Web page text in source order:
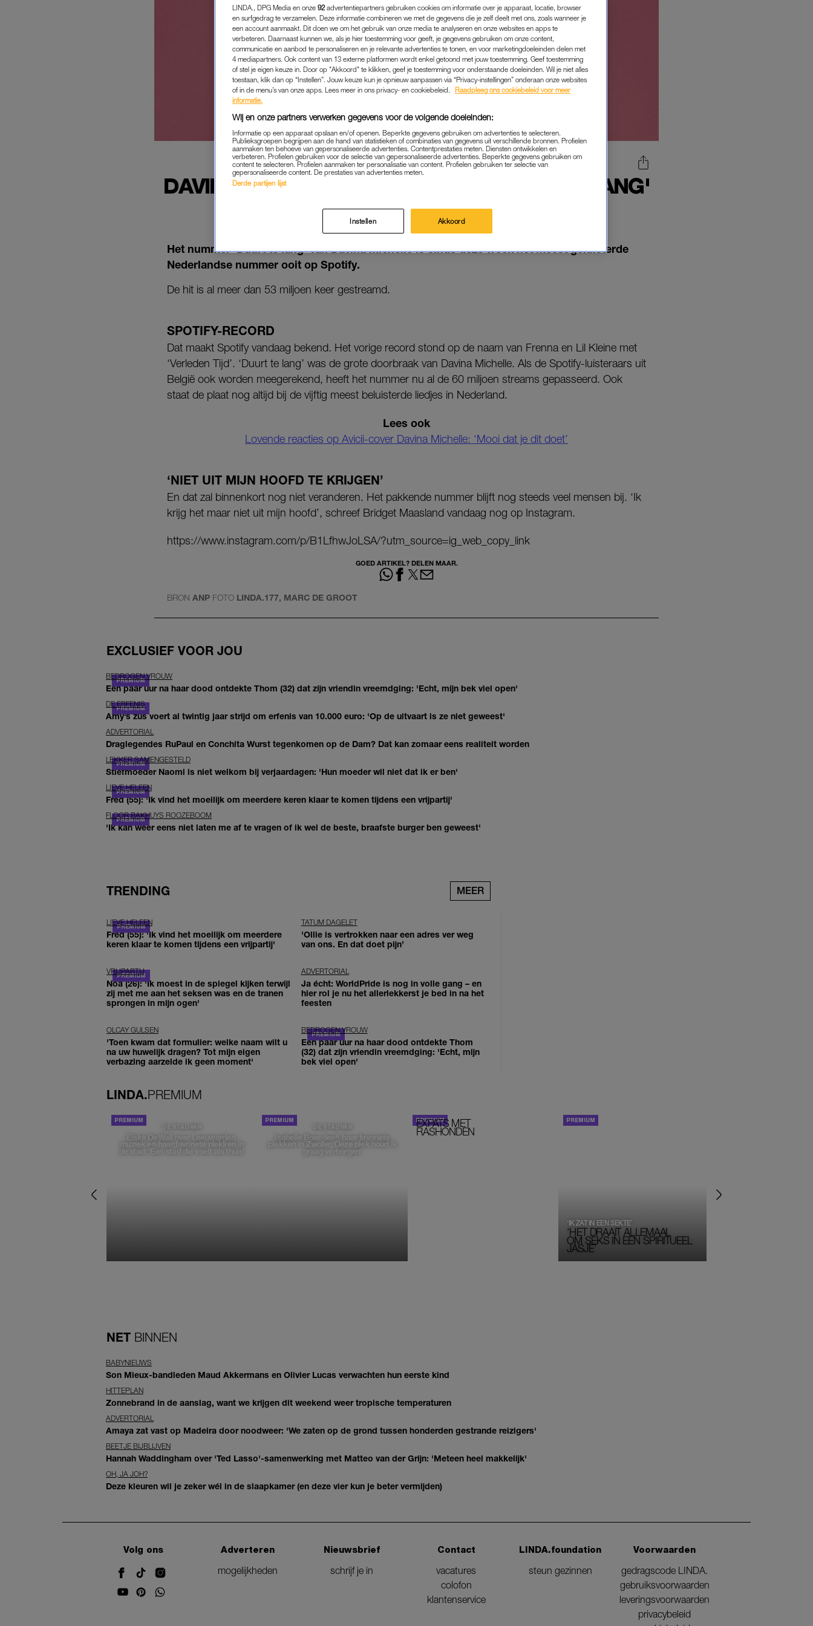
DAVINA MICHELLE PAKT MET 'DUURT TE LANG'
NEDERLANDS SPOTIFY-RECORD
NIEUWS|MUZIEK
15-08-2019 KIM VISBEEN
Het nummer ‘Duurt te lang’ van Davina Michelle is sinds deze week het meest geluisterde
Nederlandse nummer ooit op Spotify.
De hit is al meer dan 53 miljoen keer gestreamd.
SPOTIFY-RECORD
Dat maakt Spotify vandaag bekend. Het vorige record stond op de naam van Frenna en Lil Kleine met
‘Verleden Tijd’. ‘Duurt te lang’ was de grote doorbraak van Davina Michelle. Als de Spotify-luisteraars uit
België ook worden meegerekend, heeft het nummer nu al de 60 miljoen streams gepasseerd. Ook
staat de plaat nog altijd bij de vijftig meest beluisterde liedjes in Nederland.
Lees ook
Lovende reacties op Avicii-cover Davina Michelle: ‘Mooi dat je dit doet’
‘NIET UIT MIJN HOOFD TE KRIJGEN’
En dat zal binnenkort nog niet veranderen. Het pakkende nummer blijft nog steeds veel mensen bij. ‘Ik
krijg het maar niet uit mijn hoofd’, schreef Bridget Maasland vandaag nog op Instagram.
https://www.instagram.com/p/B1LfhwJoLSA/?utm_source=ig_web_copy_link
GOED ARTIKEL? DELEN MAAR.
BRON ANP FOTO LINDA.177, MARC DE GROOT
EXCLUSIEF VOOR JOU
BEDROGEN VROUW
Een paar uur na haar dood ontdekte Thom (32) dat zijn vriendin vreemdging: 'Echt, mijn bek viel open'
DE ERFENIS
Amy’s zus voert al twintig jaar strijd om erfenis van 10.000 euro: 'Op de uitvaart is ze niet geweest'
ADVERTORIAL
Draglegendes RuPaul en Conchita Wurst tegenkomen op de Dam? Dat kan zomaar eens realiteit worden
LEKKER SAMENGESTELD
Stiefmoeder Naomi is niet welkom bij verjaardagen: 'Hun moeder wil niet dat ik er ben'
LIEVE HELEEN
Fred (55): 'Ik vind het moeilijk om meerdere keren klaar te komen tijdens een vrijpartij'
FLOOR BAKHUYS ROOZEBOOM
'Ik kan weer eens niet laten me af te vragen of ik wel de beste, braafste burger ben geweest'
TRENDING MEER
LIEVE HELEEN
Fred (55): 'Ik vind het moeilijk om meerdere
keren klaar te komen tijdens een vrijpartij'
TATUM DAGELET
'Ollie is vertrokken naar een adres ver weg
van ons. En dat doet pijn’
VRIJPARTIJ
Noa (26): 'Ik moest in de spiegel kijken terwijl
zij met me aan het seksen was en de tranen
sprongen in mijn ogen'
ADVERTORIAL
Ja écht: WorldPride is nog in volle gang – en
hier rol je nu het allerlekkerst je bed in na het
feesten
OLCAY GULSEN
'Toen kwam dat formulier: welke naam wilt u
na uw huwelijk dragen? Tot mijn eigen
verbazing aarzelde ik geen moment'
BEDROGEN VROUW
Een paar uur na haar dood ontdekte Thom
(32) dat zijn vriendin vreemdging: 'Echt, mijn
bek viel open'
LINDA.PREMIUM
DE STAD VAN
Elske DeWall over Leeuwarden,
muziek en haar favoriete plekken in
de stad: 'Een stad die voelt als thuis'
DE STAD VAN
Isabelle Boer deelt haar favoriete
plekken in Zwolle: 'Deze plek houd ik
graag verborgen'
EXPATS MET
RASHONDEN
‘HET DRAAIT ALLEMAAL
OM SEKS IN EEN SPIRITUEEL
JASJE’
‘IK ZAT IN EEN SEKTE’
NET BINNEN
BABYNIEUWS
Son Mieux-bandleden Maud Akkermans en Olivier Lucas verwachten hun eerste kind
HITTEPLAN
Zonnebrand in de aanslag, want we krijgen dit weekend weer tropische temperaturen
ADVERTORIAL
Amaya zat vast op Madeira door noodweer: 'We zaten op de grond tussen honderden gestrande reizigers'
BEETJE BIJBLIJVEN
Hannah Waddingham over 'Ted Lasso'-samenwerking met Matteo van der Grijn: 'Meteen heel makkelijk'
OH, JA JOH?
Deze kleuren wil je zeker wél in de slaapkamer (en deze vier kun je beter vermijden)
Volg ons
Adverteren
mogelijkheden
Nieuwsbrief
schrijf je in
Contact
vacatures
colofon
klantenservice
LINDA.foundation
steun gezinnen
Voorwaarden
gedragscode LINDA.
gebruiksvoorwaarden
leveringsvoorwaarden
privacybeleid
LINDA., DPG Media en onze 92 advertentiepartners gebruiken cookies om informatie over je apparaat, locatie, browser
en surfgedrag te verzamelen. Deze informatie combineren we met de gegevens die je zelf deelt met ons, zoals wanneer je
een account aanmaakt. Dit doen we om het gebruik van onze media te analyseren en onze websites en apps te
verbeteren. Daarnaast kunnen we, als je hier toestemming voor geeft, je gegevens gebruiken om onze content,
communicatie en aanbod te personaliseren en je relevante advertenties te tonen, en voor marketingdoeleinden delen met
4 mediapartners. Ook content van 13 externe platformen wordt enkel getoond met jouw toestemming. Geef toestemming
of stel je eigen keuze in. Door op "Akkoord" te klikken, geef je toestemming voor onderstaande doeleinden. Wil je niet alles
toestaan, klik dan op “Instellen”. Jouw keuze kun je opnieuw aanpassen via “Privacy-instellingen” onderaan onze websites
of in de menu’s van onze apps. Lees meer in ons privacy- en cookiebeleid.
Raadpleeg ons cookiebeleid voor meer
informatie.
Wij en onze partners verwerken gegevens voor de volgende doeleinden:
Informatie op een apparaat opslaan en/of openen. Beperkte gegevens gebruiken om advertenties te selecteren.
Publieksgroepen begrijpen aan de hand van statistieken of combinaties van gegevens uit verschillende bronnen. Profielen
aanmaken ten behoeve van gepersonaliseerde advertenties. Contentprestaties meten. Diensten ontwikkelen en
verbeteren. Profielen gebruiken voor de selectie van gepersonaliseerde advertenties. Beperkte gegevens gebruiken om
content te selecteren. Profielen aanmaken ter personalisatie van content. Profielen gebruiken ter selectie van
gepersonaliseerde content. De prestaties van advertenties meten.
Derde partijen lijst
Instellen Akkoord